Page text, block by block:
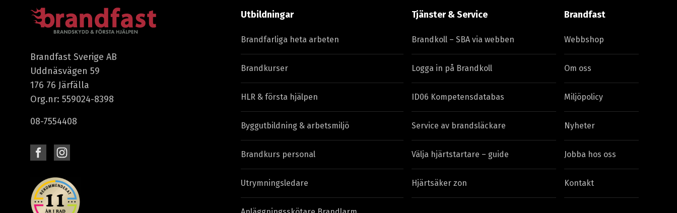
Brandfast Sverige AB
Uddnäsvägen 59
176 76 Järfälla
Org.nr: 559024-8398
08-7554408
Utbildningar
Brandfarliga heta arbeten
Brandkurser
HLR & första hjälpen
Byggutbildning & arbetsmiljö
Brandkurs personal
Utrymningsledare
Tjänster & Service
Brandkoll – SBA via webben
Logga in på Brandkoll
ID06 Kompetensdatabas
Service av brandsläckare
Välja hjärtstartare – guide
Hjärtsäker zon
Brandfast
Webbshop
Om oss
Miljöpolicy
Nyheter
Jobba hos oss
Kontakt